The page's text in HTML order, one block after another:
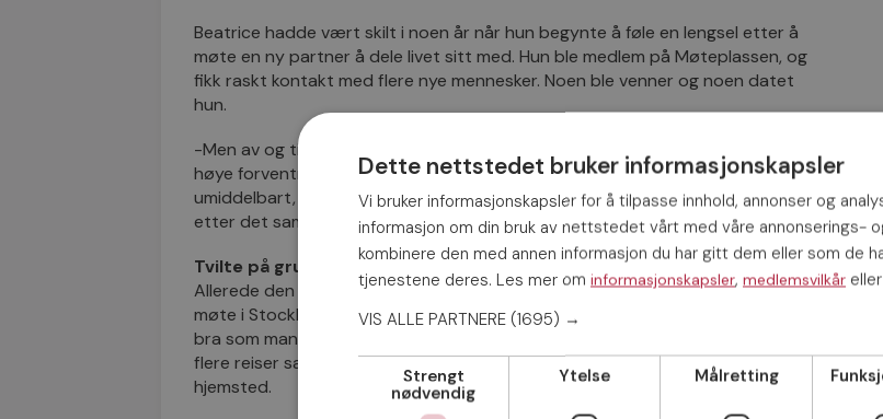
Beatrice hadde vært skilt i noen år når hun begynte å føle en lengsel etter å
møte en ny partner å dele livet sitt med. Hun ble medlem på Møteplassen, og
fikk raskt kontakt med flere nye mennesker. Noen ble venner og noen datet
hun.
-Men av og til følte jeg at håpet overga meg, og jeg tenkte at jeg hadde for
høye forventninger. Men når jeg fikk kontakt med Folke fant vi tonen
umiddelbart, og det var herlig å få kontakt med en mann som virkelig var på jakt
etter det samme som meg – en partner for resten av livet.
Tvilte på grunn av avstanden
Allerede den første daten var spesiell – Beatrice inviterte med seg Folke til et
møte i Stockholms botaniske hage, Bergianska trädgården. Alt føltes sånn der
bra som man bare kan håpe på. I dag er de lykkelig forlovet og har rukket å ta
flere reiser sammen samt masse hygge og kos på hverandres respektive
hjemsted.
Dette nettstedet bruker informasjonskapsler
Vi bruker informasjonskapsler for å tilpasse innhold, annonser og
informasjon om din bruk av nettstedet vårt med våre annonserings-
kombinere den med annen informasjon du har gitt dem eller som de
tjenestene deres. Les mer om informasjonskapsler, medlemsvilkår
VIS ALLE PARTNERE (1695) →
Strengt
nødvendig
Ytelse Målretting